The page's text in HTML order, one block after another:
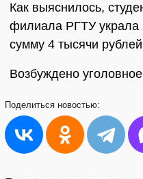
Как выяснилось,
филиала РГТУ украла
сумму 4 тысячи
Возбуждено
Поделиться новостью: